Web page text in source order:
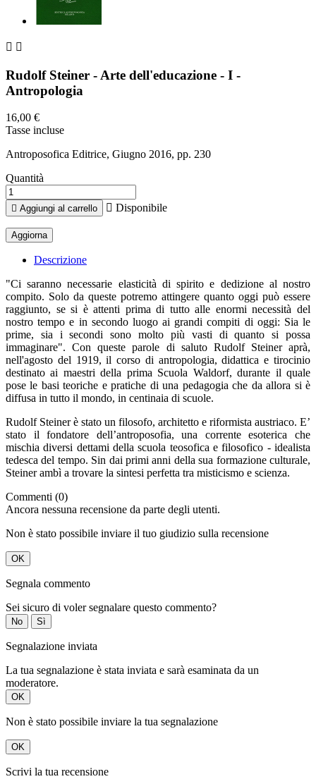
 
Rudolf Steiner - Arte dell'educazione - I -
Antropologia
16,00 €
Tasse incluse
Antroposofica Editrice, Giugno 2016, pp. 230
Quantità
 Aggiungi al carrello  Disponibile
Descrizione
"Ci saranno necessarie elasticità di spirito e dedizione al nostro
compito. Solo da queste potremo attingere quanto oggi può essere
raggiunto, se si è attenti prima di tutto alle enormi necessità del
nostro tempo e in secondo luogo ai grandi compiti di oggi: Sia le
prime, sia i secondi sono molto più vasti di quanto si possa
immaginare". Con queste parole di saluto Rudolf Steiner aprà,
nell'agosto del 1919, il corso di antropologia, didattica e tirocinio
destinato ai maestri della prima Scuola Waldorf, durante il quale
pose le basi teoriche e pratiche di una pedagogia che da allora si è
diffusa in tutto il mondo, in centinaia di scuole.
Rudolf Steiner è stato un filosofo, architetto e riformista austriaco. E’
stato il fondatore dell’antroposofia, una corrente esoterica che
mischia diversi dettami della scuola teosofica e filosofico - idealista
tedesca del tempo. Sin dai primi anni della sua formazione culturale,
Steiner ambì a trovare la sintesi perfetta tra misticismo e scienza.
Commenti (0)
Ancora nessuna recensione da parte degli utenti.
Non è stato possibile inviare il tuo giudizio sulla recensione
OK
Segnala commento
Sei sicuro di voler segnalare questo commento?
No Sì
Segnalazione inviata
La tua segnalazione è stata inviata e sarà esaminata da un
moderatore.
OK
Non è stato possibile inviare la tua segnalazione
OK
Scrivi la tua recensione